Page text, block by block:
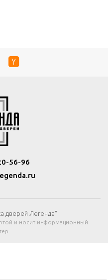
56-96
дверей Легенда"
и носит информационный